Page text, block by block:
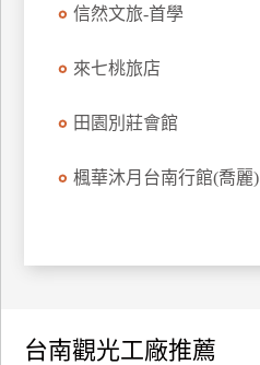
廠
信然文旅-首學
來七桃旅店
田園別莊會館
楓華沐月台南行館(喬麗)
台南觀光工廠推薦